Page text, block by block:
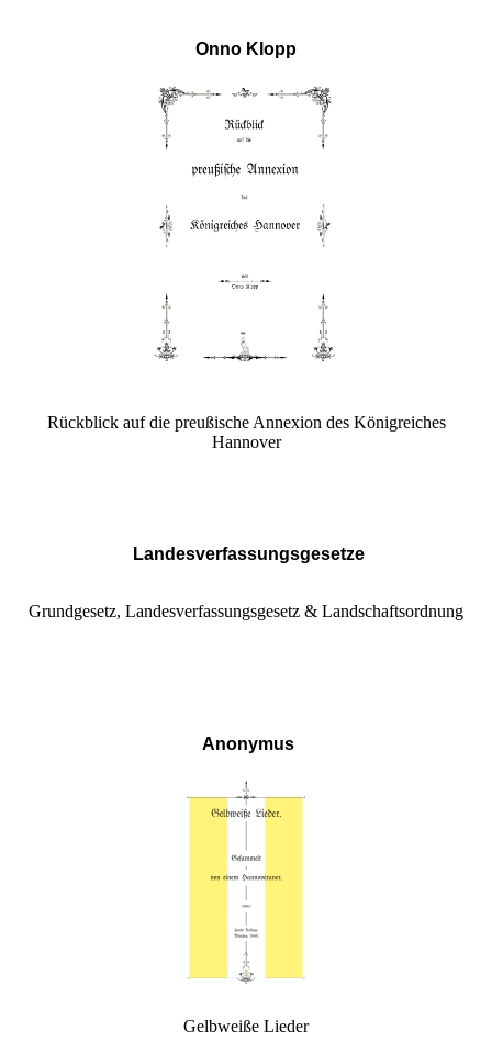
Onno Klopp
Rückblick auf die preußische Annexion des Königreiches
Hannover
Landesverfassungsgesetze
Grundgesetz, Landesverfassungsgesetz & Landschaftsordnung
Anonymus
Gelbweiße Lieder